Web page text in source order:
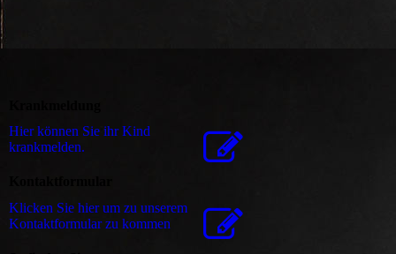
Hier können Sie ihr Kind
krankmelden.
Klicken Sie hier um zu unserem
Kon­takt­for­mu­lar zu kommen